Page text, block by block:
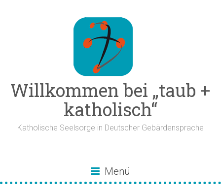
Willkommen bei „taub +
katholisch“
Katholische Seelsorge in Deutscher Gebärdensprache
Menü